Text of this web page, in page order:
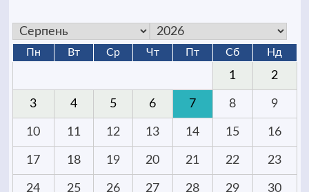
Пн Вт Ср Чт Пт Сб Нд
1 2
3 4 5 6 7 8 9
10 11 12 13 14 15 16
17 18 19 20 21 22 23
24 25 26 27 28 29 30